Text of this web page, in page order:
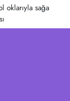
oklarıyla sağa